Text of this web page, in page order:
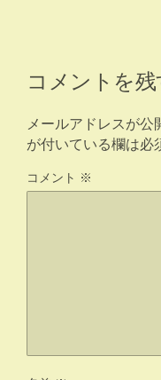
コメントを
メールアドレスが公
が付いている欄は必
コメント ※